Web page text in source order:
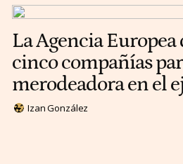
La Agencia Europea
cinco compañías
merodeadora en el
Izan González